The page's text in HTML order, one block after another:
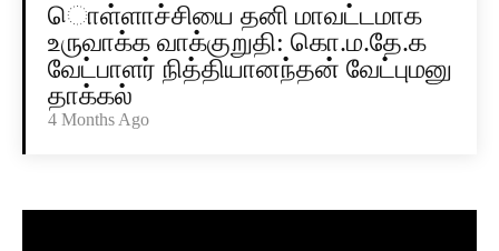
ொள்ளாச்சியை தனி மாவட்டமாக
உருவாக்க வாக்குறுதி: கொ.ம.தே.க
வேட்பாளர் நித்தியானந்தன் வேட்புமனு
தாக்கல்
4 Months Ago